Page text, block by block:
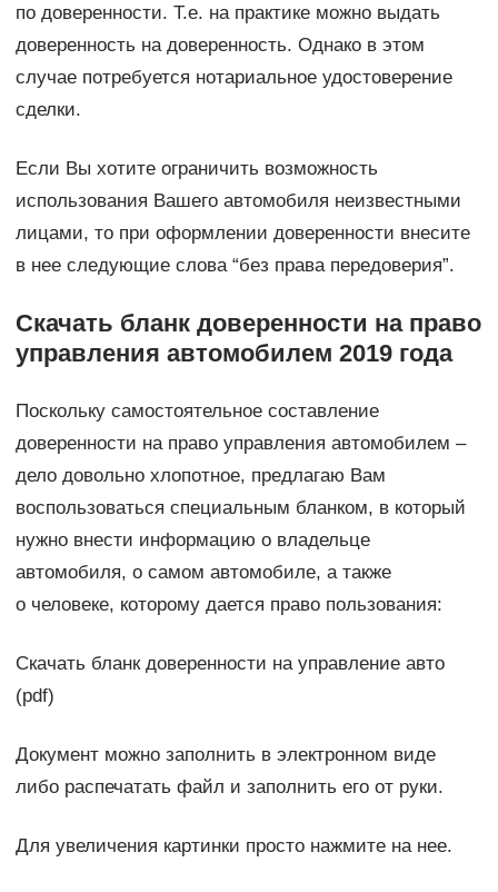
по доверенности. Т.е. на практике можно выдать
доверенность на доверенность. Однако в этом
случае потребуется нотариальное удостоверение
сделки.
Если Вы хотите ограничить возможность
использования Вашего автомобиля неизвестными
лицами, то при оформлении доверенности внесите
в нее следующие слова “без права передоверия”.
Скачать бланк доверенности на право
управления автомобилем 2019 года
Поскольку самостоятельное составление
доверенности на право управления автомобилем –
дело довольно хлопотное, предлагаю Вам
воспользоваться специальным бланком, в который
нужно внести информацию о владельце
автомобиля, о самом автомобиле, а также
о человеке, которому дается право пользования:
Скачать бланк доверенности на управление авто
(pdf)
Документ можно заполнить в электронном виде
либо распечатать файл и заполнить его от руки.
Для увеличения картинки просто нажмите на нее.